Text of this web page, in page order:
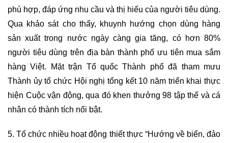
phù hợp, đáp ứng nhu cầu và thị hiếu của người tiêu dùng.
Qua khảo sát cho thấy, khuynh hướng chọn dùng hàng
sản xuất trong nước ngày càng gia tăng, có hơn 80%
người tiêu dùng trên địa bàn thành phố ưu tiên mua sắm
hàng Việt. Mặt trận Tổ quốc Thành phố đã tham mưu
Thành ủy tổ chức Hội nghị tổng kết 10 năm triển khai thực
hiện Cuộc vận động, qua đó khen thưởng 98 tập thể và cá
nhân có thành tích nổi bật.
5. Tổ chức nhiều hoạt động thiết thực “Hướng về biển, đảo